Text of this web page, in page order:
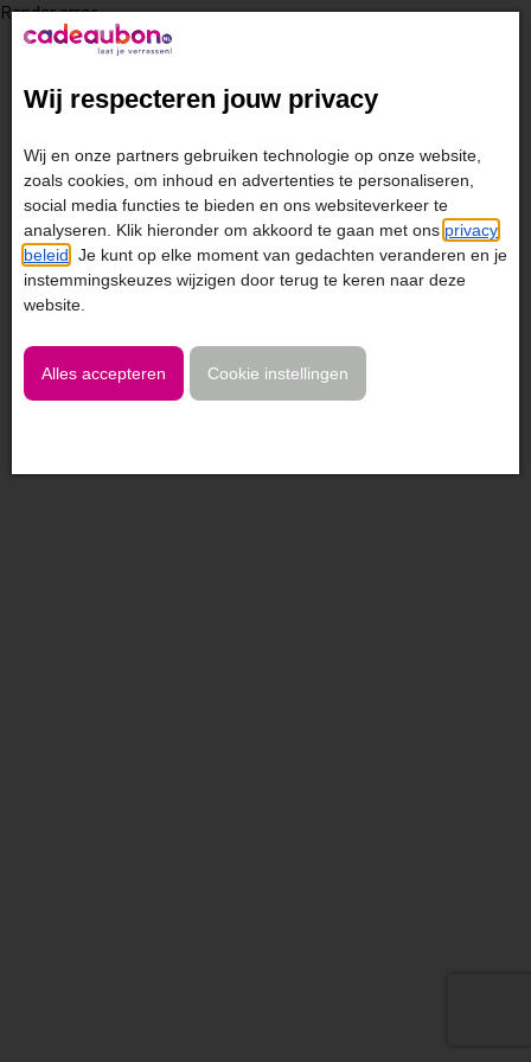
Render error
Wij respecteren jouw privacy
Wij en onze partners gebruiken technologie op onze website,
zoals cookies, om inhoud en advertenties te personaliseren,
social media functies te bieden en ons websiteverkeer te
analyseren. Klik hieronder om akkoord te gaan met ons privacy
beleid . Je kunt op elke moment van gedachten veranderen en je
instemmingskeuzes wijzigen door terug te keren naar deze
website.
Alles accepteren Cookie instellingen